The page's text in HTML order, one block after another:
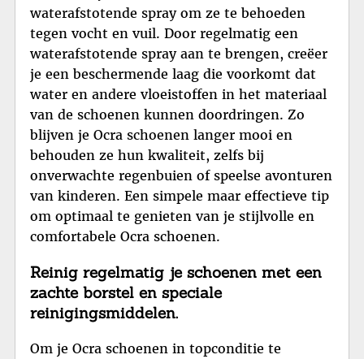
waterafstotende spray om ze te behoeden
tegen vocht en vuil. Door regelmatig een
waterafstotende spray aan te brengen, creëer
je een beschermende laag die voorkomt dat
water en andere vloeistoffen in het materiaal
van de schoenen kunnen doordringen. Zo
blijven je Ocra schoenen langer mooi en
behouden ze hun kwaliteit, zelfs bij
onverwachte regenbuien of speelse avonturen
van kinderen. Een simpele maar effectieve tip
om optimaal te genieten van je stijlvolle en
comfortabele Ocra schoenen.
Reinig regelmatig je schoenen met een
zachte borstel en speciale
reinigingsmiddelen.
Om je Ocra schoenen in topconditie te